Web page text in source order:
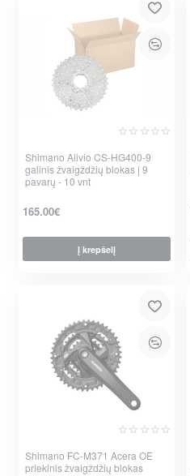
Shimano Alivio CS-HG400-9
galinis žvaigždžių blokas | 9
pavarų - 10 vnt
165.00€
Į krepšelį
Nauja
Shimano FC-M371 Acera OE
priekinis žvaigždžių blokas